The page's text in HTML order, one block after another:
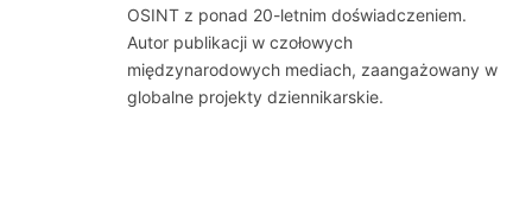
OSINT z ponad 20-letnim doświadczeniem.
Autor publikacji w czołowych
międzynarodowych mediach, zaangażowany w
globalne projekty dziennikarskie.